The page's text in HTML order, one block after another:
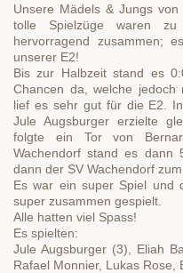
Unsere Mädels & Jungs
tolle Spielzüge waren
hervorragend zusammen;
unserer E2!
Bis zur Halbzeit stand es
Chancen da, welche jedoch
lief es sehr gut für die E2.
Jule Augsburger erzielte
folgte ein Tor von
Wachendorf stand es dann
dann der SV Wachendorf zum
Es war ein super Spiel und
super zusammen gespielt.
Alle hatten viel Spass!
Es spielten:
Jule Augsburger (3), Eliah
Rafael Monnier, Lukas Rose,